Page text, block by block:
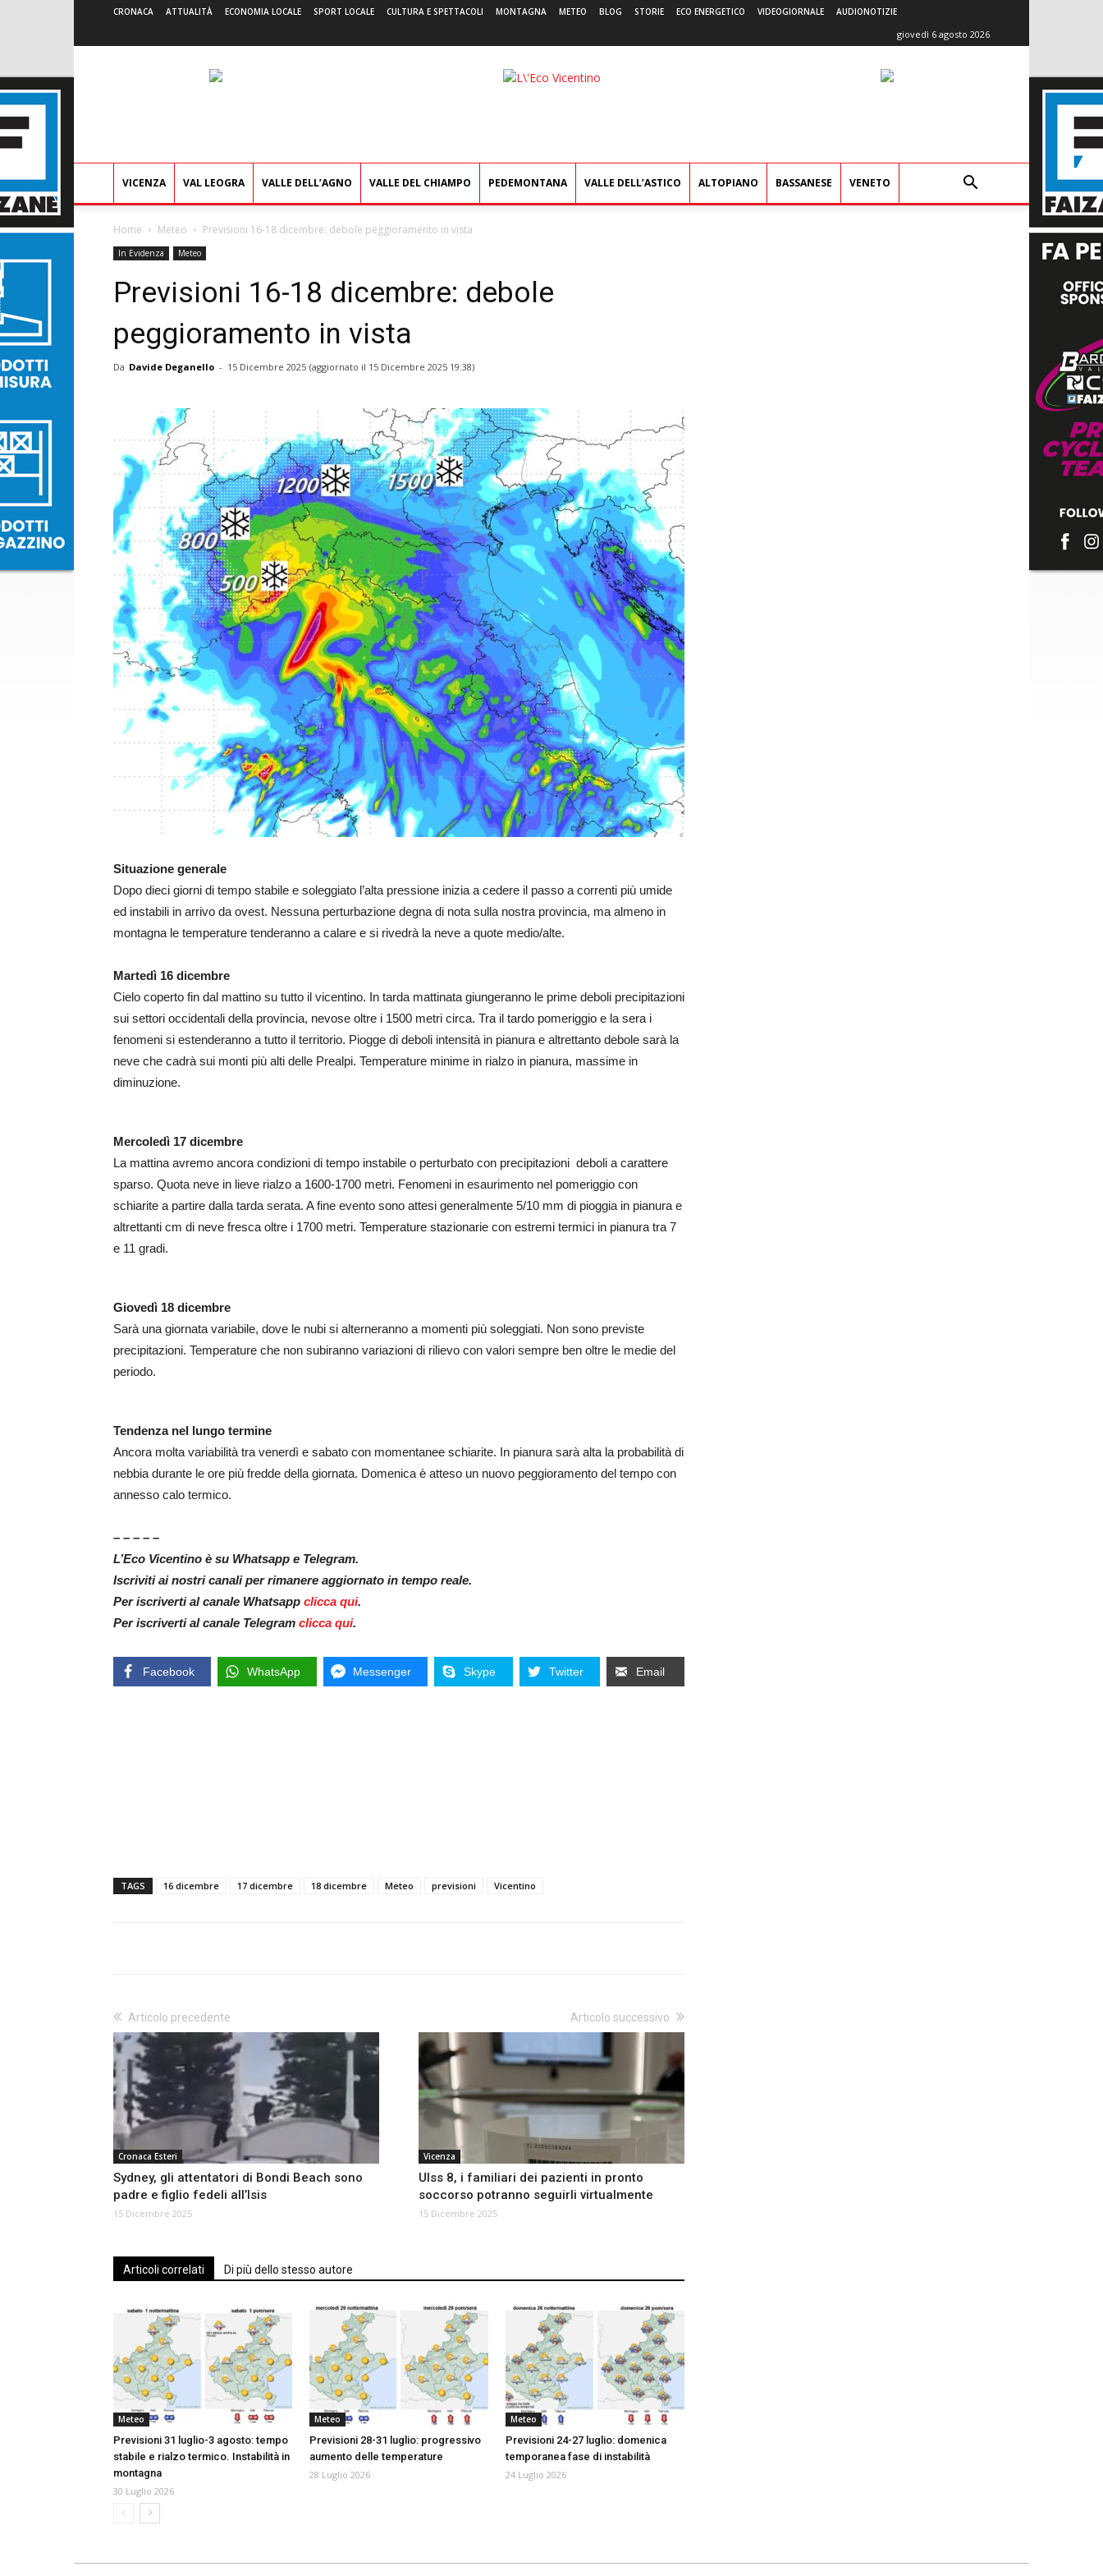
CRONACA ATTUALITÀ ECONOMIA LOCALE SPORT LOCALE CULTURA E SPETTACOLI MONTAGNA METEO BLOG STORIE ECO ENERGETICO VIDEOGIORNALE AUDIONOTIZIE
giovedì 6 agosto 2026
L'Eco
VICENZA VAL LEOGRA VALLE DELL’AGNO VALLE DEL CHIAMPO PEDEMONTANA VALLE DELL’ASTICO ALTOPIANO BASSANESE VENETO
Home Meteo Previsioni 16-18 dicembre: debole peggioramento in vista
In Evidenza Meteo
Previsioni 16-18 dicembre: debole
peggioramento in vista
Da Davide Deganello - 15 Dicembre 2025 (aggiornato il 15 Dicembre 2025 19:38)
Situazione generale
Dopo dieci giorni di tempo stabile e soleggiato l’alta pressione inizia a cedere il passo a correnti più umide
ed instabili in arrivo da ovest. Nessuna perturbazione degna di nota sulla nostra provincia, ma almeno in
montagna le temperature tenderanno a calare e si rivedrà la neve a quote medio/alte.
Martedì 16 dicembre
Cielo coperto fin dal mattino su tutto il vicentino. In tarda mattinata giungeranno le prime deboli precipitazioni
sui settori occidentali della provincia, nevose oltre i 1500 metri circa. Tra il tardo pomeriggio e la sera i
fenomeni si estenderanno a tutto il territorio. Piogge di deboli intensità in pianura e altrettanto debole sarà la
neve che cadrà sui monti più alti delle Prealpi. Temperature minime in rialzo in pianura, massime in
diminuzione.
Mercoledì 17 dicembre
La mattina avremo ancora condizioni di tempo instabile o perturbato con precipitazioni deboli a carattere
sparso. Quota neve in lieve rialzo a 1600-1700 metri. Fenomeni in esaurimento nel pomeriggio con
schiarite a partire dalla tarda serata. A fine evento sono attesi generalmente 5/10 mm di pioggia in pianura e
altrettanti cm di neve fresca oltre i 1700 metri. Temperature stazionarie con estremi termici in pianura tra 7
e 11 gradi.
Giovedì 18 dicembre
Sarà una giornata variabile, dove le nubi si alterneranno a momenti più soleggiati. Non sono previste
precipitazioni. Temperature che non subiranno variazioni di rilievo con valori sempre ben oltre le medie del
periodo.
Tendenza nel lungo termine
Ancora molta variabilità tra venerdì e sabato con momentanee schiarite. In pianura sarà alta la probabilità di
nebbia durante le ore più fredde della giornata. Domenica è atteso un nuovo peggioramento del tempo con
annesso calo termico.
– – – – –
L’Eco Vicentino è su Whatsapp e Telegram.
Iscriviti ai nostri canali per rimanere aggiornato in tempo reale.
Per iscriverti al canale Whatsapp clicca qui.
Per iscriverti al canale Telegram clicca qui.
Facebook WhatsApp Messenger Skype Twitter Email
TAGS 16 dicembre 17 dicembre 18 dicembre Meteo previsioni Vicentino
Articolo precedente
Cronaca Esteri
Sydney, gli attentatori di Bondi Beach sono
padre e figlio fedeli all’Isis
15 Dicembre 2025
Articolo successivo
Vicenza
Ulss 8, i familiari dei pazienti in pronto
soccorso potranno seguirli virtualmente
15 Dicembre 2025
Articoli correlati Di più dello stesso autore
Meteo
Previsioni 31 luglio-3 agosto: tempo
stabile e rialzo termico. Instabilità in
montagna
30 Luglio 2026
Meteo
Previsioni 28-31 luglio: progressivo
aumento delle temperature
28 Luglio 2026
Meteo
Previsioni 24-27 luglio: domenica
temporanea fase di instabilità
24 Luglio 2026